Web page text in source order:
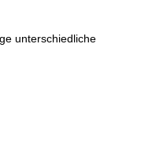
unterschiedliche